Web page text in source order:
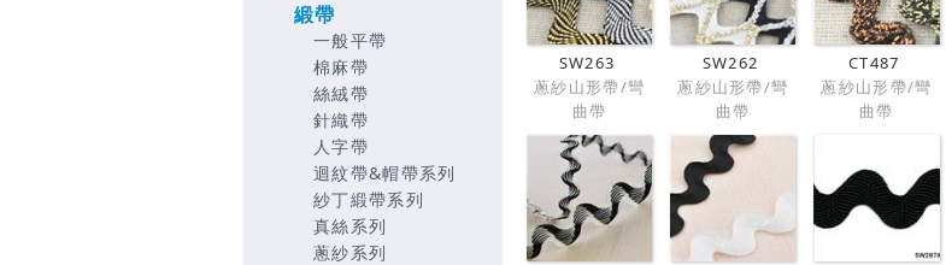
緞帶
一般平帶
棉麻帶
絲絨帶
針織帶
人字帶
迴紋帶&帽帶系列
紗丁緞帶系列
真絲系列
蔥紗系列
SW263
蔥紗山形帶/彎
曲帶
SW262
蔥紗山形帶/彎
曲帶
CT487
蔥紗山形帶/彎
曲帶